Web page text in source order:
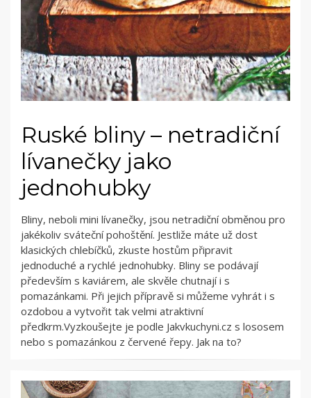
Ruské bliny – netradiční
lívanečky jako
jednohubky
Bliny, neboli mini lívanečky, jsou netradiční obměnou pro
jakékoliv sváteční pohoštění. Jestliže máte už dost
klasických chlebíčků, zkuste hostům připravit
jednoduché a rychlé jednohubky. Bliny se podávají
především s kaviárem, ale skvěle chutnají i s
pomazánkami. Při jejich přípravě si můžeme vyhrát i s
ozdobou a vytvořit tak velmi atraktivní
předkrm.Vyzkoušejte je podle Jakvkuchyni.cz s lososem
nebo s pomazánkou z červené řepy. Jak na to?